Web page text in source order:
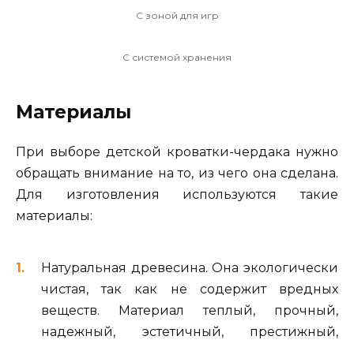
С зоной для игр
С системой хранения
Материалы
При выборе детской кроватки-чердака нужно
обращать внимание на то, из чего она сделана.
Для изготовления используются такие
материалы:
Натуральная древесина. Она экологически
чистая, так как не содержит вредных
веществ. Материал теплый, прочный,
надежный, эстетичный, престижный,